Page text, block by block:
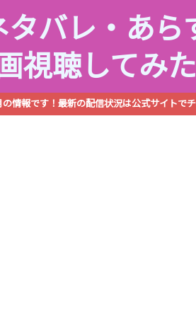
バレ・あら
視聴してみた
情報です！最新の配信状況は公式サイトで